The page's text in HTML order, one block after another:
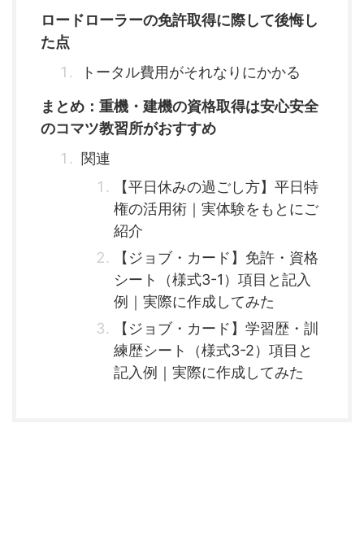
ロードローラーの免許取得に際して後悔し
た点
トータル費用がそれなりにかかる
まとめ：重機・建機の資格取得は安心安全
のコマツ教習所がおすすめ
関連
【平日休みの過ごし方】平日特
権の活用術｜実体験をもとにご
紹介
【ジョブ・カード】免許・資格
シート（様式3-1）項目と記入
例｜実際に作成してみた
【ジョブ・カード】学習歴・訓
練歴シート（様式3-2）項目と
記入例｜実際に作成してみた